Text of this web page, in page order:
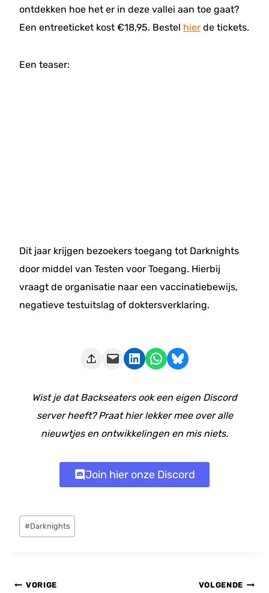
ontdekken hoe het er in deze vallei aan toe gaat?
Een entreeticket kost €18,95. Bestel hier de tickets.
Een teaser:
Dit jaar krijgen bezoekers toegang tot Darknights
door middel van Testen voor Toegang. Hierbij
vraagt de organisatie naar een vaccinatiebewijs,
negatieve testuitslag of doktersverklaring.
Deze pagina e-mailen Delen op LinkedIn Delen via WhatsApp Share on Bluesky
Wist je dat Backseaters ook een eigen Discord
server heeft? Praat hier lekker mee over alle
nieuwtjes en ontwikkelingen en mis niets.
Join hier onze Discord
Bericht
tags:
#Darknights
Bericht
VORIGE VOLGENDE